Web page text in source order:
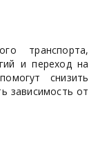
транспорта,
и переход на
снизить
зависимость от